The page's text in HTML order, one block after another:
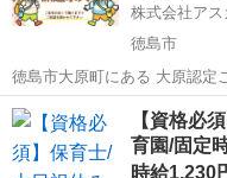
株式会社アス
徳島市
徳島市大原町にある 大原認定こ
∴‥∵‥∴‥∴‥∵‥∴ 0歳児から就学前までの定員92名の 認定こども
園です！ 保育補助をお任せします♪ 遊び・おやつ・給食・昼寝など♪
育児と仕事を...
徳島 保育士
【資格必
育園/固定
時給1,230